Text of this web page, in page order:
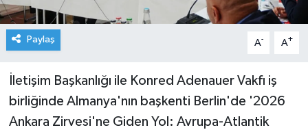
Paylaş A- A+
İletişim Başkanlığı ile Konred Adenauer Vakfı iş
birliğinde Almanya'nın başkenti Berlin'de '2026
Ankara Zirvesi'ne Giden Yol: Avrupa-Atlantik